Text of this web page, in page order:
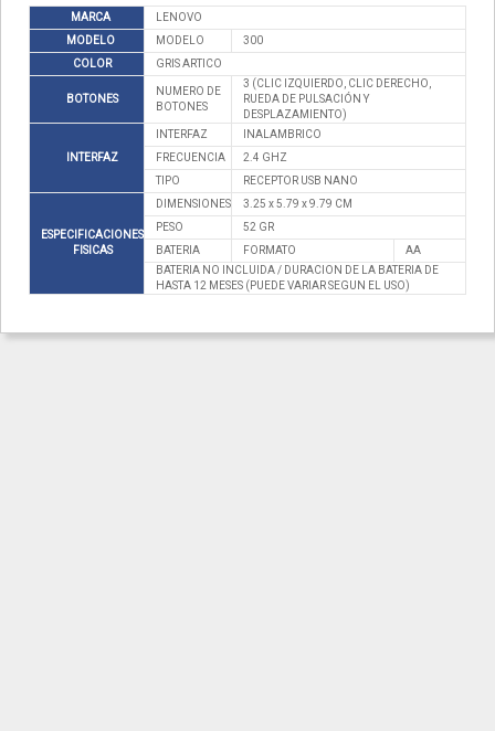
MARCA
LENOVO
MODELO
MODELO
300
COLOR
GRIS ARTICO
BOTONES
NUMERO DE
BOTONES
3 (CLIC IZQUIERDO, CLIC DERECHO,
RUEDA DE PULSACIÓN Y
DESPLAZAMIENTO)
INTERFAZ
INTERFAZ
INALAMBRICO
FRECUENCIA
2.4 GHZ
TIPO
RECEPTOR USB NANO
ESPECIFICACIONES
FISICAS
DIMENSIONES
3.25 x 5.79 x 9.79 CM
PESO
52 GR
BATERIA
FORMATO
AA
BATERIA NO INCLUIDA / DURACION DE LA BATERIA DE
HASTA 12 MESES (PUEDE VARIAR SEGUN EL USO)